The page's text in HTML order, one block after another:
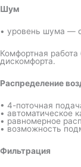
Шум
• уровень шума —
Комфортная
дискомфорта.
Распределение
• 4-поточная
• автоматическое
• равномерное
• возможность
Фильтрация